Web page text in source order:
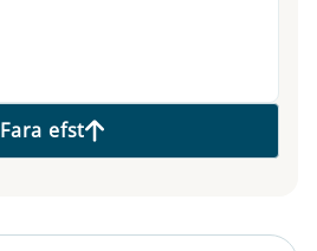
Fara efst